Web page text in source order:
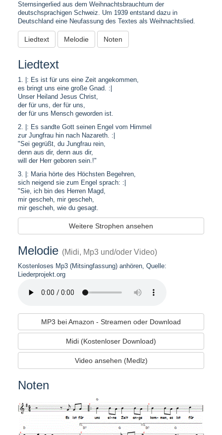
Sternsingerlied aus dem Weihnachtsbrauchtum der
deutschsprachigen Schweiz. Um 1939 entstand dazu in
Deutschland eine Neufassung des Textes als Weihnachtslied.
Liedtext Melodie Noten
Liedtext
1. |: Es ist für uns eine Zeit angekommen,
es bringt uns eine große Gnad. :|
Unser Heiland Jesus Christ,
der für uns, der für uns,
der für uns Mensch geworden ist.
2. |: Es sandte Gott seinen Engel vom Himmel
zur Jungfrau hin nach Nazareth. :|
"Sei gegrüßt, du Jungfrau rein,
denn aus dir, denn aus dir,
will der Herr geboren sein.!"
3. |: Maria hörte des Höchsten Begehren,
sich neigend sie zum Engel sprach: :|
"Sie, ich bin des Herren Magd,
mir gescheh, mir gescheh,
mir gescheh, wie du gesagt.
Weitere Strophen ansehen
Melodie (Midi, Mp3 und/oder Video)
Kostenloses Mp3 (Mitsingfassung) anhören, Quelle:
Liederprojekt.org
MP3 bei Amazon - Streamen oder Download
Midi (Kostenloser Download)
Video ansehen (Medlz)
Noten